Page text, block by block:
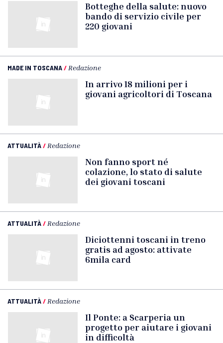
Botteghe della salute: nuovo
bando di servizio civile per
220 giovani
MADE IN TOSCANA/ Redazione
In arrivo 18 milioni per i
giovani agricoltori di Toscana
ATTUALITÀ/ Redazione
Non fanno sport né
colazione, lo stato di salute
dei giovani toscani
ATTUALITÀ/ Redazione
Diciottenni toscani in treno
gratis ad agosto: attivate
6mila card
ATTUALITÀ/ Redazione
Il Ponte: a Scarperia un
progetto per aiutare i giovani
in difficoltà